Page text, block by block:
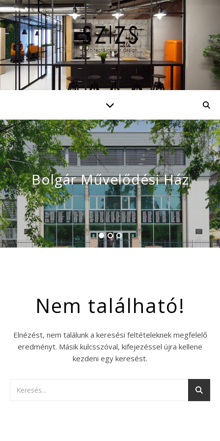
Bolgár Művelődési Ház
Nem található!
Elnézést, nem találunk a keresési feltételeknek megfelelő
eredményt. Másik kulcsszóval, kifejezéssel újra kellene
kezdeni egy keresést.